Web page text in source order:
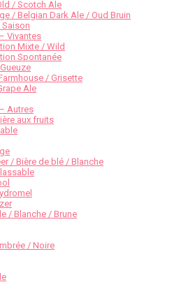
/ Scotch Ale
/ Belgian Dark Ale / Oud Bruin
Vivantes
Mixte / Wild
Spontanée
/ Grisette
Ale
Autres
aux fruits
/ Bière de blé / Blanche
/ Blanche / Brune
/ Noire